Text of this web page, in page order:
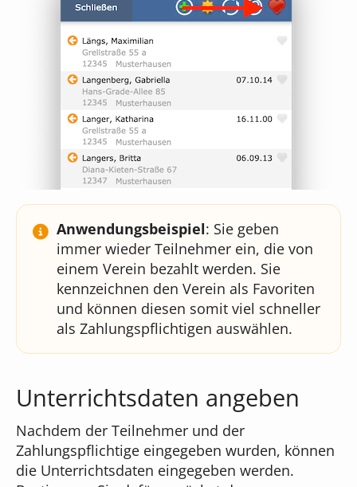
Anwendungsbeispiel: Sie geben
immer wieder Teilnehmer ein, die von
einem Verein bezahlt werden. Sie
kennzeichnen den Verein als Favoriten
und können diesen somit viel schneller
als Zahlungspflichtigen auswählen.
Unterrichtsdaten angeben
Nachdem der Teilnehmer und der
Zahlungspflichtige eingegeben wurden, können
die Unterrichtsdaten eingegeben werden.